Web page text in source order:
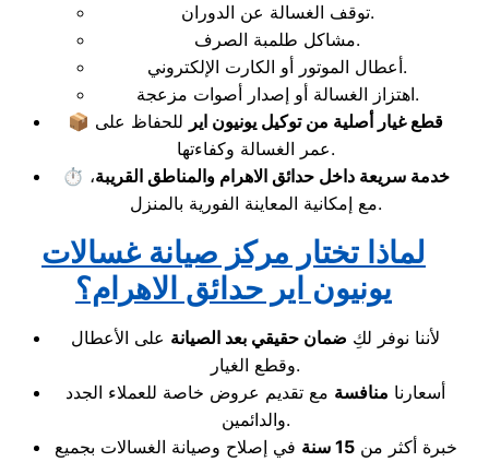
توقف الغسالة عن الدوران.
مشاكل طلمبة الصرف.
أعطال الموتور أو الكارت الإلكتروني.
اهتزاز الغسالة أو إصدار أصوات مزعجة.
📦
قطع غيار أصلية من توكيل يونيون اير للحفاظ على
عمر الغسالة وكفاءتها.
⏱️
خدمة سريعة داخل حدائق الاهرام والمناطق القريبة،
مع إمكانية المعاينة الفورية بالمنزل.
لماذا تختار مركز صيانة غسالات
يونيون اير حدائق الاهرام؟
لأننا نوفر لكِ ضمان حقيقي بعد الصيانة على الأعطال
وقطع الغيار.
أسعارنا منافسة مع تقديم عروض خاصة للعملاء الجدد
والدائمين.
خبرة أكثر من15 سنة
في إصلاح وصيانة الغسالات بجميع